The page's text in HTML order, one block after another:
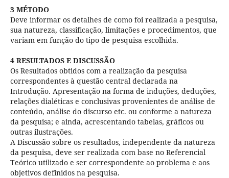
3 MÉTODO
Deve informar os detalhes de como foi realizada a pesquisa,
sua natureza, classificação, limitações e procedimentos, que
variam em função do tipo de pesquisa escolhida.
4 RESULTADOS E DISCUSSÃO
Os Resultados obtidos com a realização da pesquisa
correspondentes à questão central declarada na
Introdução. Apresentação na forma de induções, deduções,
relações dialéticas e conclusivas provenientes de análise de
conteúdo, análise do discurso etc. ou conforme a natureza
da pesquisa; e ainda, acrescentando tabelas, gráficos ou
outras ilustrações.
A Discussão sobre os resultados, independente da natureza
da pesquisa, deve ser realizada com base no Referencial
Teórico utilizado e ser correspondente ao problema e aos
objetivos definidos na pesquisa.